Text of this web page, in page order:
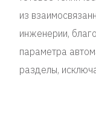
из
инженерии,
параметра
разделы,